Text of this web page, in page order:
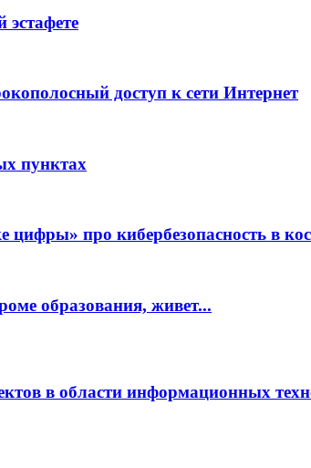
доступ к сети Интернет
пунктах
про кибербезопасность в
образования, живет...
в области информационных